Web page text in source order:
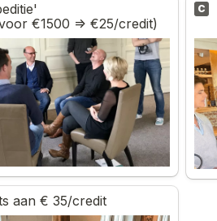
€1500 => €25/credit)
C